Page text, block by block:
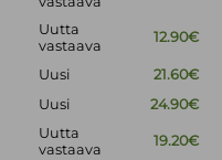
Uutta
vastaava
12.90€
Uusi
21.60€
Uusi 24.90€
Uutta
vastaava
19.20€